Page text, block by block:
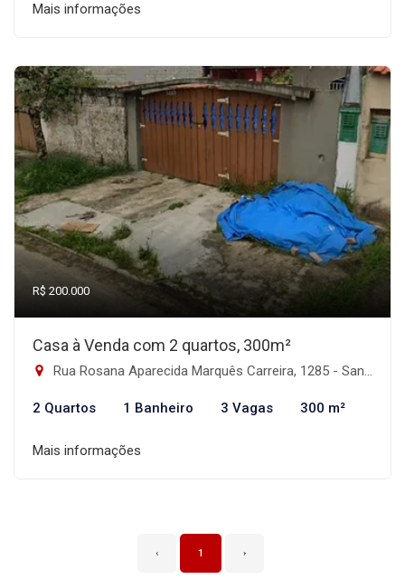
Mais informações
R$ 200.000
Casa à Venda com 2 quartos, 300m²
Rua Rosana Aparecida Marquês Carreira, 1285 - Santa Terezinha, Itanhaém-SP
2 Quartos 1 Banheiro 3 Vagas 300 m²
Mais informações
‹ 1 ›